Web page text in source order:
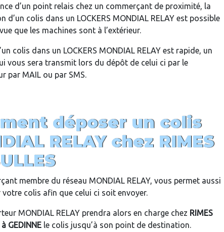
d’un point relais chez un commerçant de proximité, la
d’un colis dans un LOCKERS MONDIAL RELAY est possible
que les machines sont à l’extérieur.
colis dans un LOCKERS MONDIAL RELAY est rapide, un
vous sera transmit lors du dépôt de celui ci par le
par MAIL ou par SMS.
déposer un colis
RELAY chez RIMES
membre du réseau MONDIAL RELAY, vous permet aussi
votre colis afin que celui ci soit envoyer.
MONDIAL RELAY prendra alors en charge chez RIMES
à GEDINNE le colis jusqu’à son point de destination.